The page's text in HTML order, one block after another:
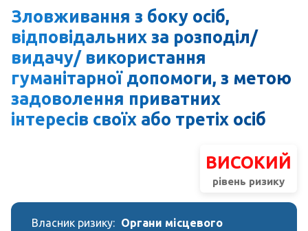
Зловживання з боку осіб,
відповідальних за розподіл/
видачу/ використання
гуманітарної допомоги, з метою
задоволення приватних
інтересів своїх або третіх осіб
ВИСОКИЙ
рівень ризику
Власник ризику: Органи місцевого